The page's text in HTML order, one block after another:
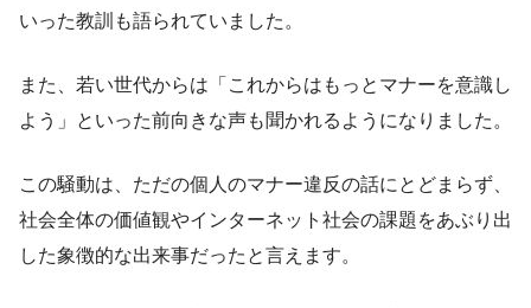
いった教訓も語られていました。
また、若い世代からは「これからはもっとマナーを意識し
よう」といった前向きな声も聞かれるようになりました。
この騒動は、ただの個人のマナー違反の話にとどまらず、
社会全体の価値観やインターネット社会の課題をあぶり出
した象徴的な出来事だったと言えます。